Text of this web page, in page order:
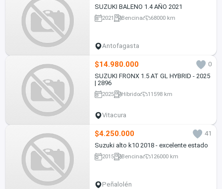
SUZUKI BALENO 1.4 AÑO 2021
2021 Bencina 68000 km
Antofagasta
$14.980.000
0
SUZUKI FRONX 1.5 AT GL HYBRID - 2025
| 2896
2025 Híbrido 11598 km
Vitacura
$4.250.000
41
Suzuki alto k10 2018 - excelente estado
2015 Bencina 126000 km
Peñalolén